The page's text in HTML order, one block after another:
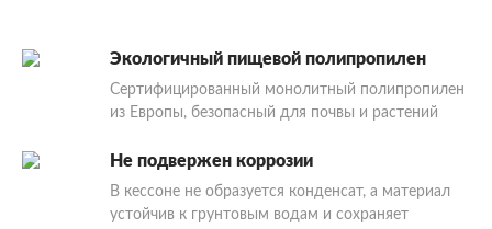
Экологичный пищевой полипропилен
Сертифицированный монолитный полипропилен
из Европы, безопасный для почвы и растений
Не подвержен коррозии
В кессоне не образуется конденсат, а материал
устойчив к грунтовым водам и сохраняет